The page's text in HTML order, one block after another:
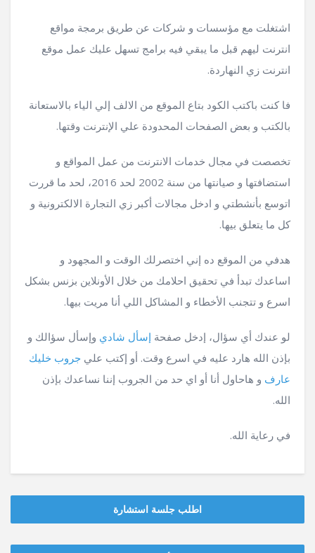
اشتغلت مع مؤسسات و شركات عن طريق برمجة مواقع
انترنت ليهم قبل ما يبقي فيه برامج تسهل عليك عمل موقع
انترنت زي النهاردة.
فا كنت باكتب الكود بتاع الموقع من الالف إلي الياء بالاستعانة
بالكتب و بعض الصفحات المحدودة علي الإنترنت وقتها.
تخصصت في مجال خدمات الانترنت من عمل المواقع و
استضافتها و صيانتها من سنة 2002 لحد 2016، لحد ما قررت
اتوسع بأنشطتي و ادخل مجالات أكبر زي التجارة الالكترونية و
كل ما يتعلق بيها.
هدفي من الموقع ده إني اختصرلك الوقت و المجهود و
اساعدك تبدأ في تحقيق احلامك من خلال الأونلاين بزنس بشكل
اسرع و تتجنب الأخطاء و المشاكل اللي أنا مريت بيها.
لو عندك أي سؤال، إدخل صفحة إسأل شادي وإسأل سؤالك و
بإذن الله هارد عليه في اسرع وقت. أو إكتب علي جروب خليك
عارف و هاحاول أنا أو اي حد من الجروب إننا نساعدك بإذن
الله.
في رعاية الله.
اطلب جلسة استشارة